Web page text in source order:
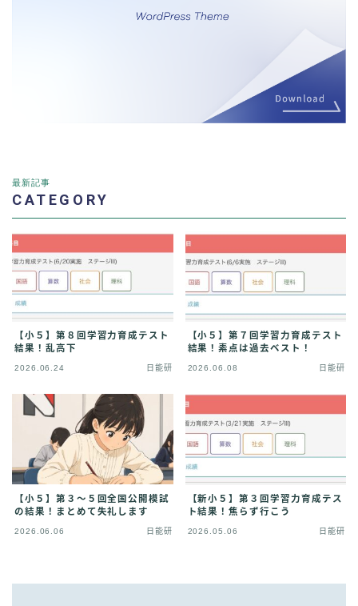
最新記事
CATEGORY
【小５】第８回学習力育成テスト
結果！乱高下
2026.06.24 日能研
【小５】第７回学習力育成テスト
結果！素点は過去ベスト！
2026.06.08 日能研
【小５】第３〜５回全国公開模試
の結果！まとめて失礼します
2026.06.06 日能研
【新小５】第３回学習力育成テス
ト結果！焦らず行こう
2026.05.06 日能研